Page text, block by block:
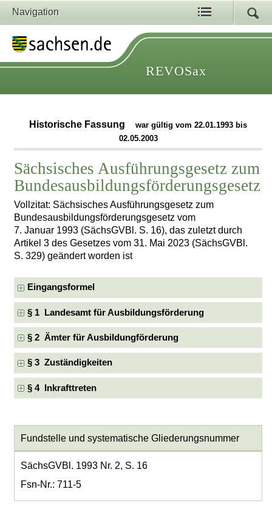
Navigation
REVOSax
Historische Fassung
war gültig vom 22.01.1993 bis
02.05.2003
Sächsisches Ausführungsgesetz zum
Bundesausbildungsförderungsgesetz
Vollzitat: Sächsisches Ausführungsgesetz zum
Bundesausbildungsförderungsgesetz vom
7. Januar 1993 (SächsGVBl. S. 16), das zuletzt durch
Artikel 3 des Gesetzes vom 31. Mai 2023 (SächsGVBl.
S. 329) geändert worden ist
Eingangsformel
§ 1 Landesamt für Ausbildungsförderung
§ 2 Ämter für Ausbildungförderung
§ 3 Zuständigkeiten
§ 4 Inkrafttreten
Fundstelle und systematische Gliederungsnummer
SächsGVBl. 1993 Nr. 2, S. 16
Fsn-Nr.: 711-5